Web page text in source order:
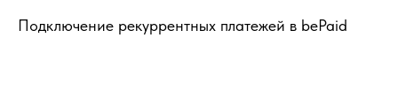
Подключение рекуррентных платежей в bePaid